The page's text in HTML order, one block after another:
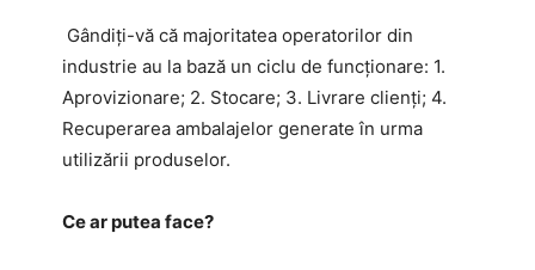
Gândiți-vă că majoritatea operatorilor din
industrie au la bază un ciclu de funcționare: 1.
Aprovizionare; 2. Stocare; 3. Livrare clienți; 4.
Recuperarea ambalajelor generate în urma
utilizării produselor.
Ce ar putea face?